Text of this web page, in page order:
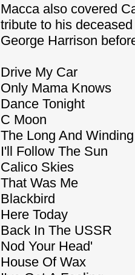
Macca also covered
tribute to his
George Harrison
Drive My Car
Only Mama Knows
Dance Tonight
C Moon
The Long And
I'll Follow The Sun
Calico Skies
That Was Me
Blackbird
Here Today
Back In The USSR
Nod Your Head'
House Of Wax